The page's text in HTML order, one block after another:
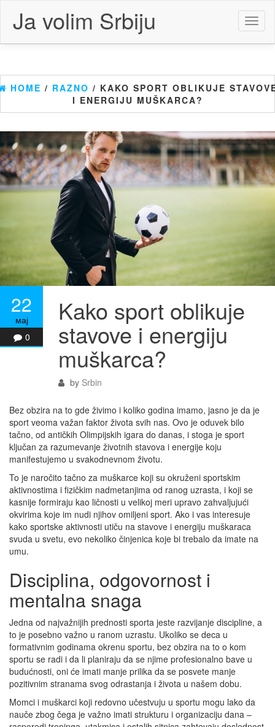
content
Ja volim Srbiju
HOME / RAZNO / KAKO SPORT OBLIKUJE
I ENERGIJU MUŠKARCA?
22
мај
0
Kako sport oblikuje
stavove i energiju
muškarca?
by Srbin
Bez obzira na to gde živimo i koliko godina imamo, jasno je da je
sport veoma važan faktor života svih nas. Ovo je oduvek bilo
tačno, od antičkih Olimpijskih igara do danas, i stoga je sport
ključan za razumevanje životnih stavova i energije koju
manifestujemo u svakodnevnom životu.
To je naročito tačno za muškarce koji su okruženi sportskim
aktivnostima i fizičkim nadmetanjima od ranog uzrasta, i koji se
kasnije formiraju kao ličnosti u velikoj meri upravo zahvaljujući
okvirima koje im nudi njihov omiljeni sport. Ako i vas interesuje
kako sportske aktivnosti utiču na stavove i energiju muškaraca
svuda u svetu, evo nekoliko činjenica koje bi trebalo da imate na
umu.
Disciplina, odgovornost i
mentalna snaga
Jedna od najvažnijih prednosti sporta jeste razvijanje discipline, a
to je posebno važno u ranom uzrastu. Ukoliko se deca u
formativnim godinama okrenu sportu, bez obzira na to o kom
sportu se radi i da li planiraju da se njime profesionalno bave u
budućnosti, oni će imati manje prilika da se posvete manje
pozitivnim stranama svog odrastanja i života u našem dobu.
Momci i muškarci koji redovno učestvuju u sportu mogu lako da
nauče zbog čega je važno imati strukturu i organizaciju dana –